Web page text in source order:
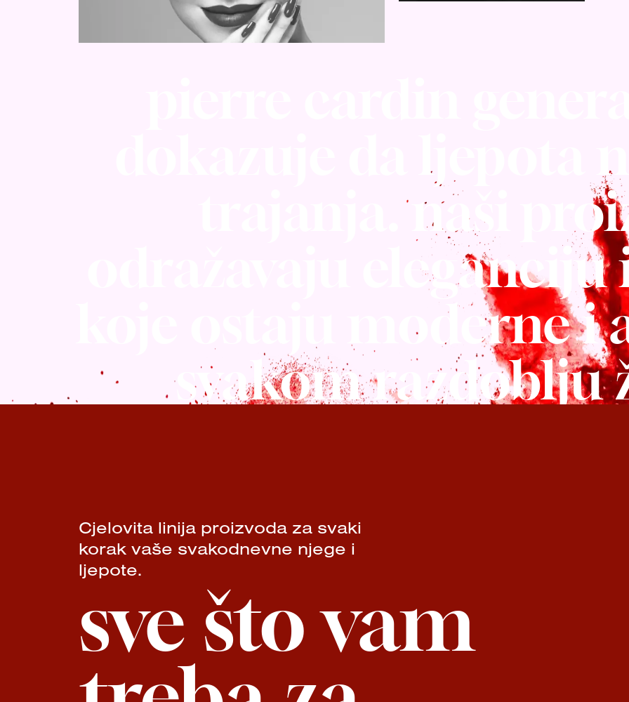
dokazuje da ljepota
trajanja. naši
odražavaju
koje ostaju moderne
svakom razdoblju
Cjelovita linija proizvoda za svaki
korak vaše svakodnevne njege i
ljepote.
sve što vam